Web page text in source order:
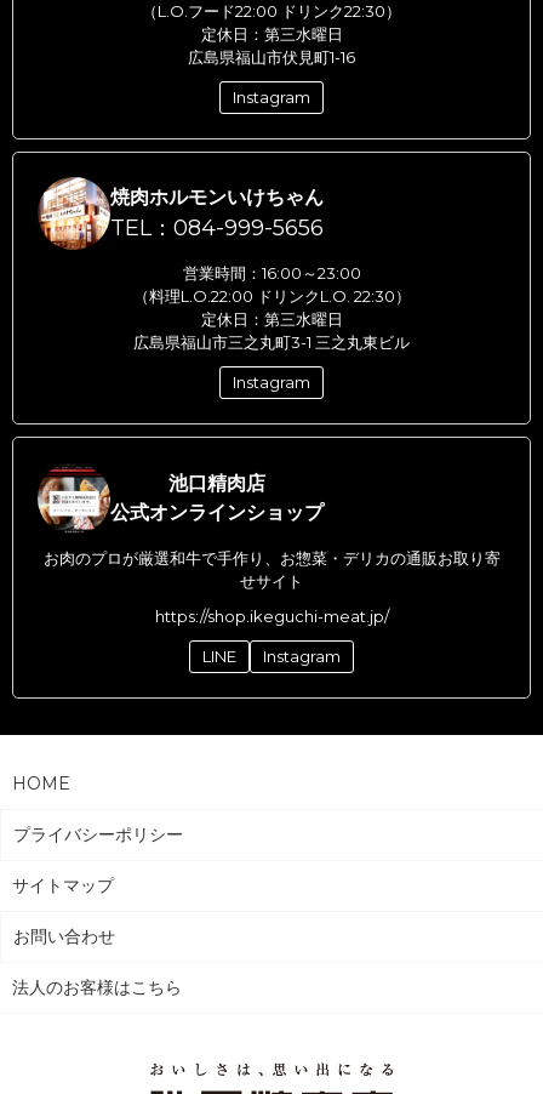
（L.O.フード22:00 ドリンク22:30）
定休日：第三水曜日
広島県福山市伏見町1-16
Instagram
焼肉ホルモンいけちゃん
TEL：084-999-5656
営業時間：16:00～23:00
（料理L.O.22:00 ドリンクL.O. 22:30）
定休日：第三水曜日
広島県福山市三之丸町3-1 三之丸東ビル
Instagram
池口精肉店
公式オンラインショップ
お肉のプロが厳選和牛で手作り、お惣菜・デリカの通販お取り寄
せサイト
https://shop.ikeguchi-meat.jp/
LINE Instagram
HOME
プライバシーポリシー
サイトマップ
お問い合わせ
法人のお客様はこちら